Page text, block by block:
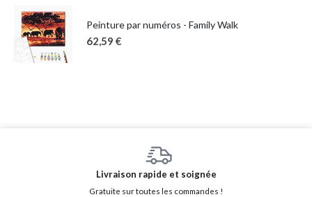
Peinture par numéros - Family Walk
62,59 €
Livraison rapide et soignée
Gratuite sur toutes les commandes !